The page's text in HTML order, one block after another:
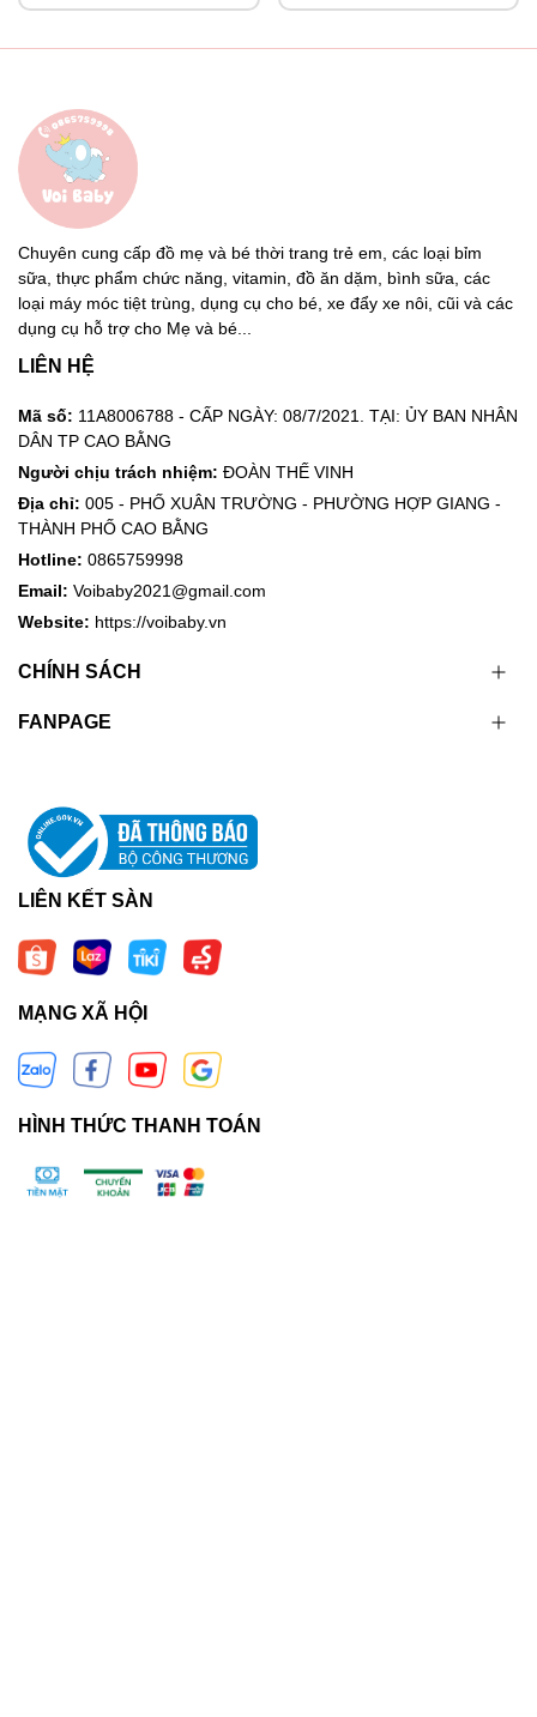
Chuyên cung cấp đồ mẹ và bé thời trang trẻ em, các loại bỉm
sữa, thực phẩm chức năng, vitamin, đồ ăn dặm, bình sữa, các
loại máy móc tiệt trùng, dụng cụ cho bé, xe đẩy xe nôi, cũi và các
dụng cụ hỗ trợ cho Mẹ và bé...
LIÊN HỆ
Mã số: 11A8006788 - CẤP NGÀY: 08/7/2021. TẠI: ỦY BAN NHÂN
DÂN TP CAO BẰNG
Người chịu trách nhiệm: ĐOÀN THẾ VINH
Địa chỉ: 005 - PHỐ XUÂN TRƯỜNG - PHƯỜNG HỢP GIANG -
THÀNH PHỐ CAO BẰNG
Hotline: 0865759998
Email: Voibaby2021@gmail.com
Website: https://voibaby.vn
CHÍNH SÁCH
FANPAGE
LIÊN KẾT SÀN
MẠNG XÃ HỘI
HÌNH THỨC THANH TOÁN